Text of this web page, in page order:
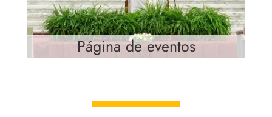
Página de eventos